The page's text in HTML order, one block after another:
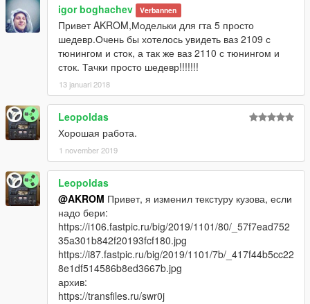
igor boghachev Verbannen
Привет AKROM,Модельки для гта 5 просто
шедевр.Очень бы хотелось увидеть ваз 2109 с
тюнингом и сток, а так же ваз 2110 с тюнингом и
сток. Тачки просто шедевр!!!!!!!
13 januari 2018
Leopoldas
Хорошая работа.
1 november 2019
Leopoldas
@AKROM Привет, я изменил текстуру кузова, если
надо бери:
https://i106.fastpic.ru/big/2019/1101/80/_57f7ead752
35a301b842f20193fcf180.jpg
https://i87.fastpic.ru/big/2019/1101/7b/_417f44b5cc22
8e1df514586b8ed3667b.jpg
архив:
https://transfiles.ru/swr0j